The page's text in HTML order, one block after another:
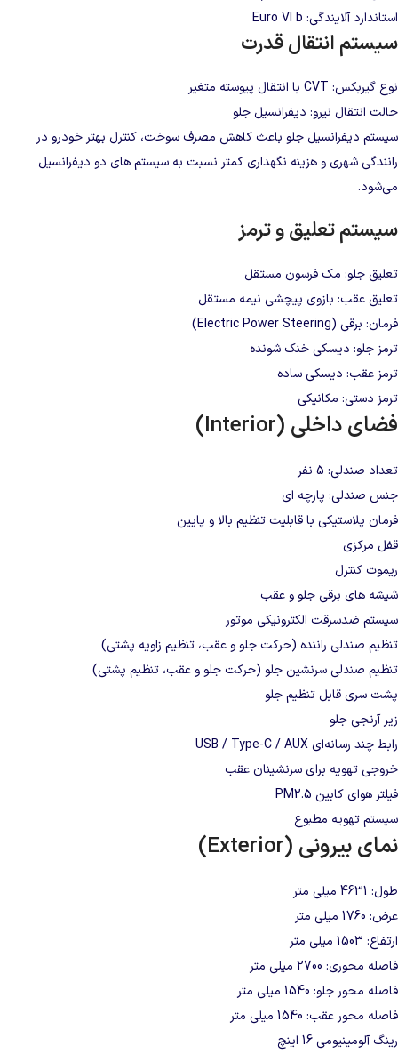
استاندارد آلایندگی: Euro VI b
سیستم انتقال قدرت
نوع گیربکس: CVT با انتقال پیوسته متغیر
حالت انتقال نیرو: دیفرانسیل جلو
سیستم دیفرانسیل جلو باعث کاهش مصرف سوخت، کنترل بهتر خودرو در
رانندگی شهری و هزینه نگهداری کمتر نسبت به سیستم‌ های دو دیفرانسیل
می‌شود.
سیستم تعلیق و ترمز
تعلیق جلو: مک‌ فرسون مستقل
تعلیق عقب: بازوی پیچشی نیمه مستقل
فرمان: برقی (Electric Power Steering)
ترمز جلو: دیسکی خنک‌ شونده
ترمز عقب: دیسکی ساده
ترمز دستی: مکانیکی
فضای داخلی (Interior)
تعداد صندلی: 5 نفر
جنس صندلی: پارچه‌ ای
فرمان پلاستیکی با قابلیت تنظیم بالا و پایین
قفل مرکزی
ریموت کنترل
شیشه‌ های برقی جلو و عقب
سیستم ضدسرقت الکترونیکی موتور
تنظیم صندلی راننده (حرکت جلو و عقب، تنظیم زاویه پشتی)
تنظیم صندلی سرنشین جلو (حرکت جلو و عقب، تنظیم پشتی)
پشت‌ سری قابل تنظیم جلو
زیر آرنجی جلو
رابط چند رسانه‌ای USB / Type-C / AUX
خروجی تهویه برای سرنشینان عقب
فیلتر هوای کابین PM2.5
سیستم تهویه مطبوع
نمای بیرونی (Exterior)
طول: 4631 میلی‌ متر
عرض: 1760 میلی‌ متر
ارتفاع: 1503 میلی‌ متر
فاصله محوری: 2700 میلی‌ متر
فاصله محور جلو: 1540 میلی‌ متر
فاصله محور عقب: 1540 میلی‌ متر
رینگ آلومینیومی 16 اینچ